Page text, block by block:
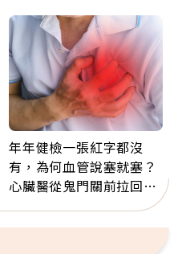
注意
年年健檢一張紅字都沒
有，為何血管說塞就塞？
心臟醫從鬼門關前拉回病
人：會不會心梗要看對數
字